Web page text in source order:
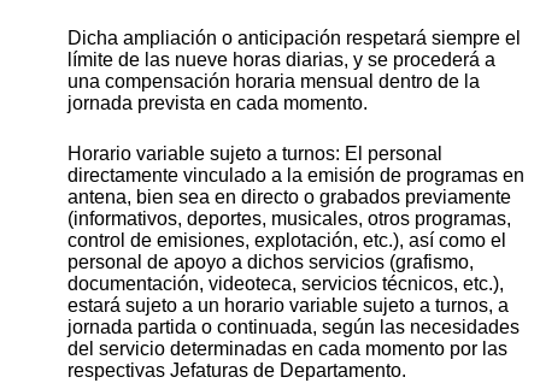
Dicha ampliación o anticipación respetará siempre el
límite de las nueve horas diarias, y se procederá a
una compensación horaria mensual dentro de la
jornada prevista en cada momento.
Horario variable sujeto a turnos: El personal
directamente vinculado a la emisión de programas en
antena, bien sea en directo o grabados previamente
(informativos, deportes, musicales, otros programas,
control de emisiones, explotación, etc.), así como el
personal de apoyo a dichos servicios (grafismo,
documentación, videoteca, servicios técnicos, etc.),
estará sujeto a un horario variable sujeto a turnos, a
jornada partida o continuada, según las necesidades
del servicio determinadas en cada momento por las
respectivas Jefaturas de Departamento.